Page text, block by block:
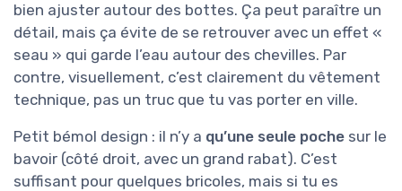
bien ajuster autour des bottes. Ça peut paraître un
détail, mais ça évite de se retrouver avec un effet «
seau » qui garde l’eau autour des chevilles. Par
contre, visuellement, c’est clairement du vêtement
technique, pas un truc que tu vas porter en ville.
Petit bémol design : il n’y a qu’une seule poche sur le
bavoir (côté droit, avec un grand rabat). C’est
suffisant pour quelques bricoles, mais si tu es